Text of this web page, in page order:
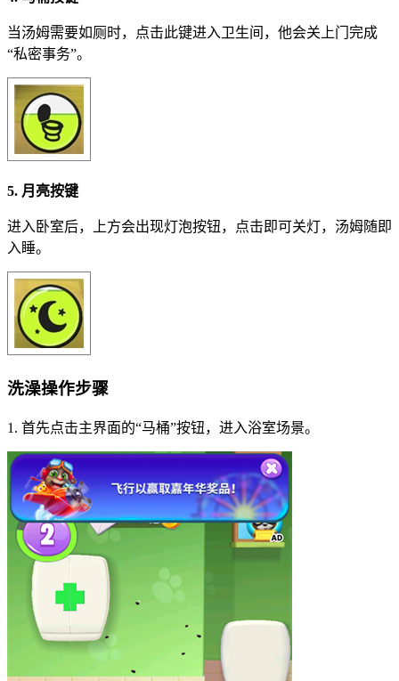
当汤姆需要如厕时，点击此键进入卫生间，他会关上门完成
“私密事务”。
5. 月亮按键
进入卧室后，上方会出现灯泡按钮，点击即可关灯，汤姆随即
入睡。
洗澡操作步骤
1. 首先点击主界面的“马桶”按钮，进入浴室场景。